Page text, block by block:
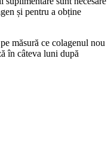
și pentru a obține
măsură ce colagenul nou
în câteva luni după